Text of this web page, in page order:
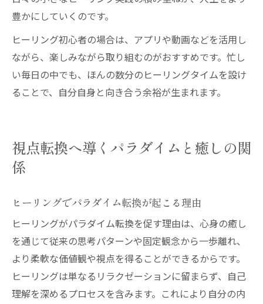
豊かにしていくのです。
ヒーリング初心者の場合は、アプリや動画などを活用し
ながら、楽しみながら取り組むのがおすすめです。忙し
い毎日の中でも、ほんの数分のヒーリングタイムを設け
ることで、自分自身と向き合う余裕が生まれます。
視点転換へ導くパラダイムと癒しの関
係
ヒーリングでパラダイム転換が起こる理由
ヒーリングがパラダイム転換を促す理由は、心身の癒し
を通じて従来の思考パターンや固定観念から一歩離れ、
より柔軟な価値観や視点を得ることができるからです。
ヒーリングは単なるリラクゼーションに留まらず、自己
理解を深めるプロセスを含みます。これにより自分の内